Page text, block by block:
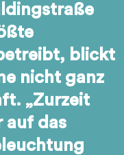
blickt
nicht ganz
„Zurzeit
auf das